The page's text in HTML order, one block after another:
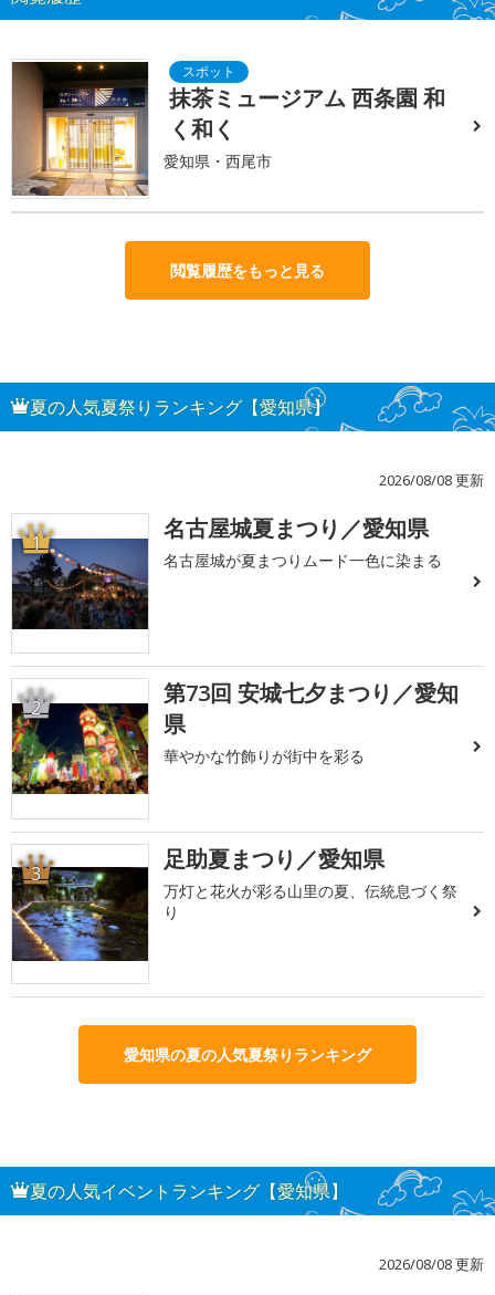
抹茶ミュージアム 西条園 和
く和く
愛知県・西尾市
閲覧履歴をもっと見る
夏の人気夏祭りランキング【愛知県】
2026/08/08 更新
1 名古屋城夏まつり／愛知県
名古屋城が夏まつりムード一色に染まる
2
第73回 安城七夕まつり／愛知
県
華やかな竹飾りが街中を彩る
3 足助夏まつり／愛知県
万灯と花火が彩る山里の夏、伝統息づく祭
り
愛知県の夏の人気夏祭りランキング
夏の人気イベントランキング【愛知県】
2026/08/08 更新